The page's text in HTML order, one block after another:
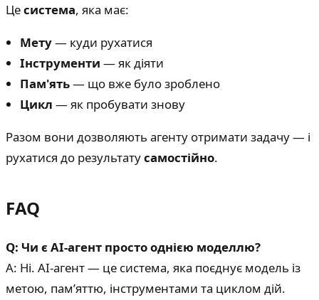
Цесистема, яка має:
Мету— куди рухатися
Інструменти — як діяти
Пам'ять— що вже було зроблено
Цикл — як пробувати знову
Разом вони дозволяють агенту отримати задачу — і
рухатися до результатусамостійно.
FAQ
Q: Чи є AI-агент просто однією моделлю?
A: Ні. AI-агент — це система, яка поєднує модель із
метою, пам’яттю, інструментами та циклом дій.